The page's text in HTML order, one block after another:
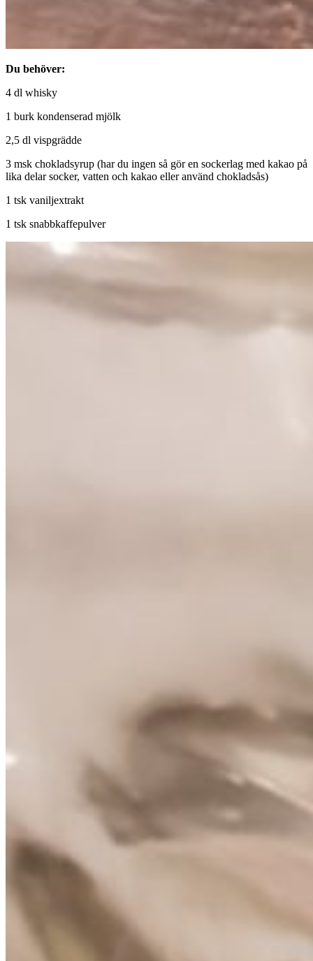
Du behöver:
4 dl whisky
1 burk kondenserad mjölk
2,5 dl vispgrädde
3 msk chokladsyrup (har du ingen så gör en sockerlag med kakao på
lika delar socker, vatten och kakao eller använd chokladsås)
1 tsk vaniljextrakt
1 tsk snabbkaffepulver